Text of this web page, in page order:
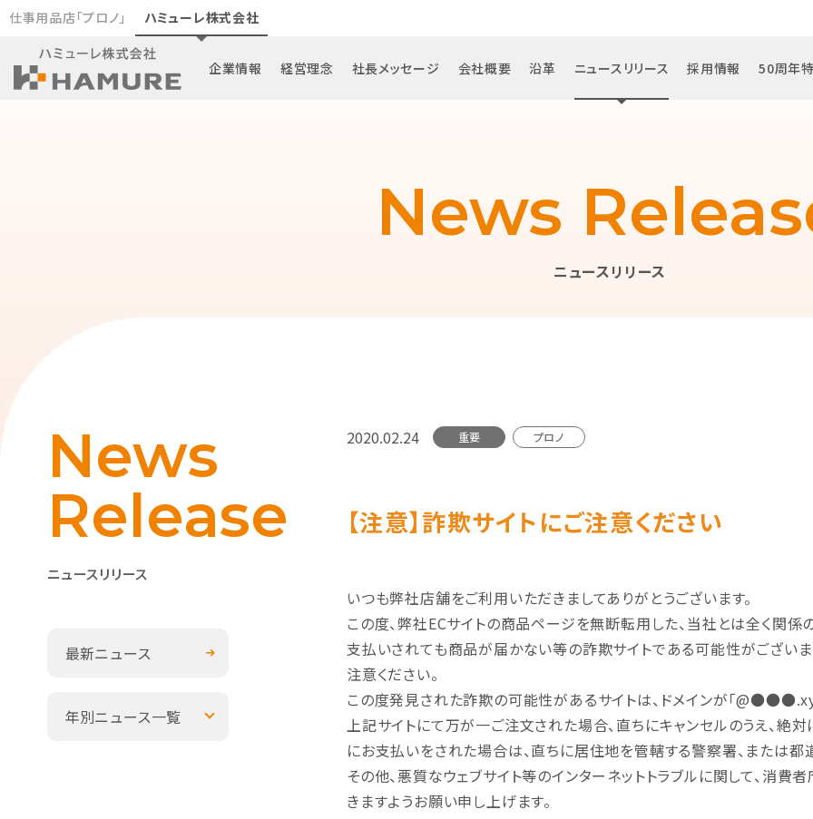
仕事用品店「プロノ」 ハミューレ株式会社
企業情報 経営理念 社長メッセージ 会社概要 沿革 ニュースリリース 採用情報 50周年
ニュースリリース
News
ニュースリリース
News
Release
最新ニュース
年別ニュース一覧
2020.02.24 重要 プロノ
【注意】詐欺サイトにご注意ください
いつも弊社店舗をご利用いただきましてありがとうございます。
この度、弊社ECサイトの商品ページを無断転用した、当社とは全く関
支払いされても商品が届かない等の詐欺サイトである可能性がござい
注意ください。
この度発見された詐欺の可能性があるサイトは、ドメインが「
上記サイトにて万が一ご注文された場合、直ちにキャンセルのうえ、絶
にお支払いをされた場合は、直ちに居住地を管轄する警察署、または
その他、悪質なウェブサイト等のインターネットトラブルに関して、消
きますようお願い申し上げます。